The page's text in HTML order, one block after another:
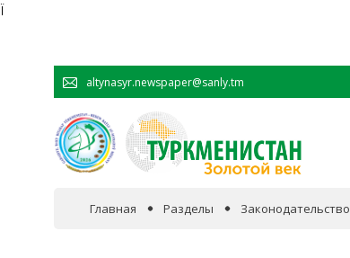
Ï
altynasyr.newspaper@sanly.tm
Главная Разделы Законодательство